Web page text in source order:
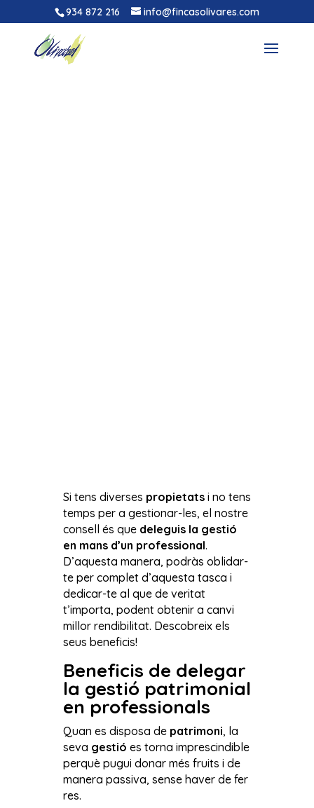
934 872 216 info@fincasolivares.com
Si tens diverses propietatsi no tens
temps per a gestionar-les, el nostre
consell és que deleguis la gestió
en mans d’un professional.
D’aquesta manera, podràs oblidar-
te per complet d’aquesta tasca i
dedicar-te al que de veritat
t’importa, podent obtenir a canvi
millor rendibilitat. Descobreix els
seus beneficis!
Beneficis de delegar
la gestió patrimonial
en professionals
Quan es disposa de patrimoni, la
seva gestió es torna imprescindible
perquè pugui donar més fruits i de
manera passiva, sense haver de fer
res.